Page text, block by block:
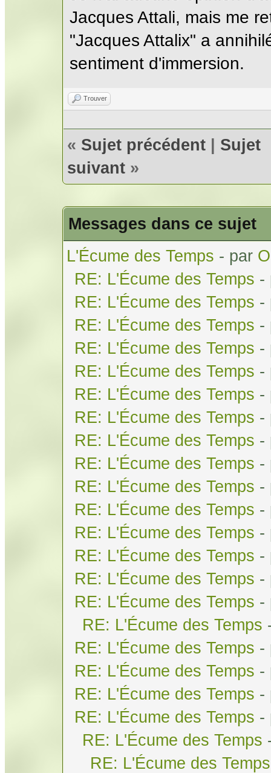
Jacques Attali, mais me
"Jacques Attalix" a
sentiment d'immersion.
Trouver
« Sujet précédent | Sujet
suivant »
Messages dans ce sujet
L'Écume des Temps - par
RE: L'Écume des Temps -
RE: L'Écume des Temps -
RE: L'Écume des Temps -
RE: L'Écume des Temps -
RE: L'Écume des Temps -
RE: L'Écume des Temps -
RE: L'Écume des Temps -
RE: L'Écume des Temps -
RE: L'Écume des Temps -
RE: L'Écume des Temps -
RE: L'Écume des Temps -
RE: L'Écume des Temps -
RE: L'Écume des Temps -
RE: L'Écume des Temps -
RE: L'Écume des Temps -
RE: L'Écume des Temps
RE: L'Écume des Temps -
RE: L'Écume des Temps -
RE: L'Écume des Temps -
RE: L'Écume des Temps -
RE: L'Écume des Temps
RE: L'Écume des Temps